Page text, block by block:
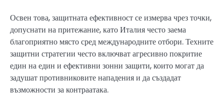
Освен това, защитната ефективност се измерва чрез точки,
допуснати на притежание, като Италия често заема
благоприятно място сред международните отбори. Техните
защитни стратегии често включват агресивно покритие
един на един и ефективни зонни защити, които могат да
задушат противниковите нападения и да създадат
възможности за контраатака.